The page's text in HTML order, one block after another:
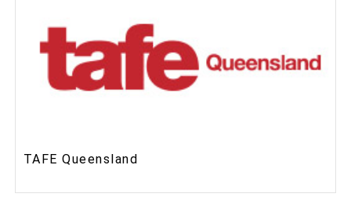
TAFE Queensland